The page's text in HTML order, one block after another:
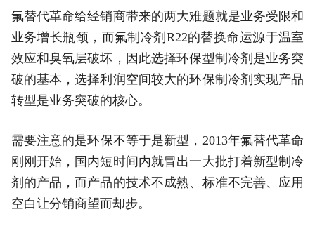
氟替代革命给经销商带来的两大难题就是业务受限和
业务增长瓶颈，而氟制冷剂R22的替换命运源于温室
效应和臭氧层破坏，因此选择环保型制冷剂是业务突
破的基本，选择利润空间较大的环保制冷剂实现产品
转型是业务突破的核心。
需要注意的是环保不等于是新型，2013年氟替代革命
刚刚开始，国内短时间内就冒出一大批打着新型制冷
剂的产品，而产品的技术不成熟、标准不完善、应用
空白让分销商望而却步。